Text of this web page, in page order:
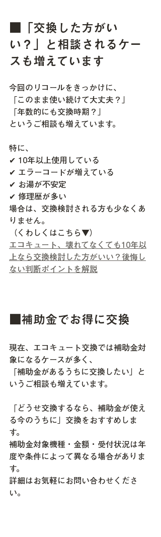
■「交換した方がい
い？」と相談されるケー
スも増えています
今回のリコールをきっかけに、
「このまま使い続けて大丈夫？」
「年数的にも交換時期？」
というご相談も増えています。
特に、
✔ 10年以上使用している
✔ エラーコードが増えている
✔ お湯が不安定
✔ 修理歴が多い
場合は、交換検討される方も少なくあ
りません。
（くわしくはこちら▼）
エコキュート、壊れてなくても10年以
上なら交換検討した方がいい？後悔し
ない判断ポイントを解説
■補助金でお得に交換
現在、エコキュート交換では補助金対
象になるケースが多く、
「補助金があるうちに交換したい」と
いうご相談も増えています。
「どうせ交換するなら、補助金が使え
る今のうちに」交換をおすすめしま
す。
補助金対象機種・金額・受付状況は年
度や条件によって異なる場合がありま
す。
詳細はお気軽にお問い合わせくださ
い。